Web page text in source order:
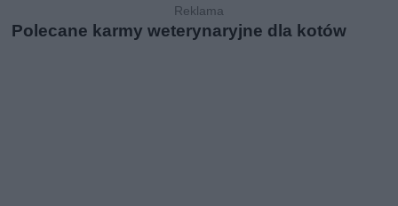
Polecane karmy weterynaryjne dla kotów